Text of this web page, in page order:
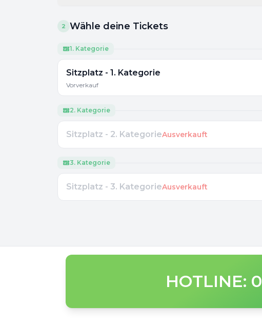
2 Wähle deine Tickets
1. Kategorie
Sitzplatz - 1. Kategorie
Vorverkauf
2. Kategorie
Sitzplatz - 2. KategorieAusverkauft
3. Kategorie
Sitzplatz - 3. KategorieAusverkauft
HOTLINE: